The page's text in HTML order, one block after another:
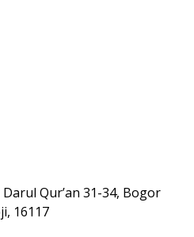
Darul Qur’an 31-34, Bogor
16117